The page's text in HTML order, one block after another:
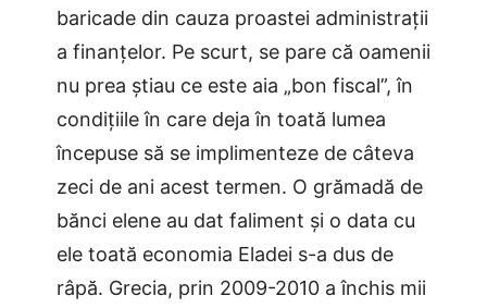
baricade din cauza proastei administrații
a finanțelor. Pe scurt, se pare că oamenii
nu prea știau ce este aia „bon fiscal”, în
condițiile în care deja în toată lumea
începuse să se implimenteze de câteva
zeci de ani acest termen. O grămadă de
bănci elene au dat faliment și o data cu
ele toată economia Eladei s-a dus de
râpă. Grecia, prin 2009-2010 a închis mii